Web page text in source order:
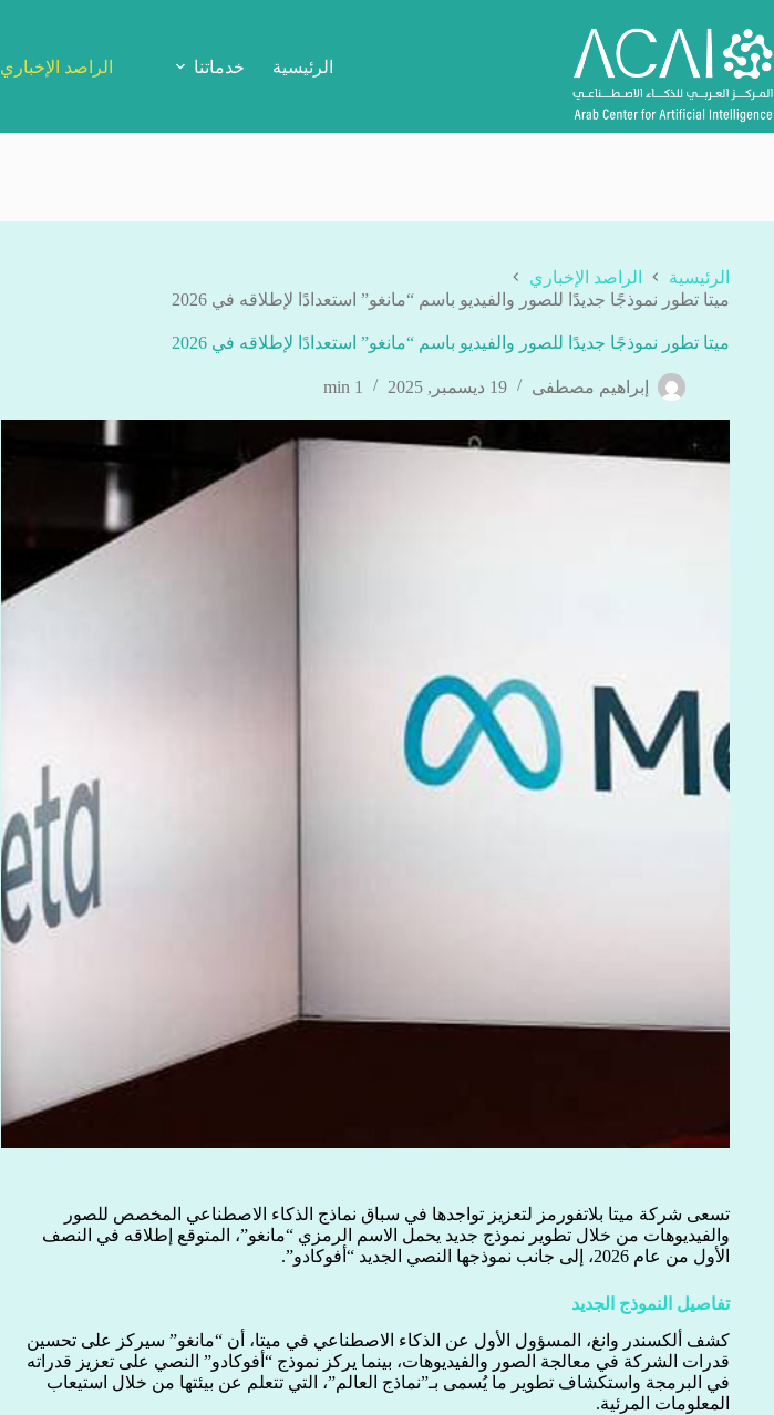
إلى
المحتوى
الرئيسية خدماتنا الراصد الإخباري
الرئيسية
الراصد الإخباري
ميتا تطور نموذجًا جديدًا للصور والفيديو باسم “مانغو” استعدادًا لإطلاقه في 2026
ميتا تطور نموذجًا جديدًا للصور والفيديو باسم “مانغو” استعدادًا لإطلاقه في 2026
إبراهيم مصطفى 19 ديسمبر, 2025 1 min
تسعى شركة ميتا بلاتفورمز لتعزيز تواجدها في سباق نماذج الذكاء الاصطناعي المخصص للصور
والفيديوهات من خلال تطوير نموذج جديد يحمل الاسم الرمزي “مانغو”، المتوقع إطلاقه في النصف
الأول من عام 2026، إلى جانب نموذجها النصي الجديد “أفوكادو”.
تفاصيل النموذج الجديد
كشف ألكسندر وانغ، المسؤول الأول عن الذكاء الاصطناعي في ميتا، أن “مانغو” سيركز على تحسين
قدرات الشركة في معالجة الصور والفيديوهات، بينما يركز نموذج “أفوكادو” النصي على تعزيز قدراته
في البرمجة واستكشاف تطوير ما يُسمى بـ”نماذج العالم”، التي تتعلم عن بيئتها من خلال استيعاب
المعلومات المرئية.